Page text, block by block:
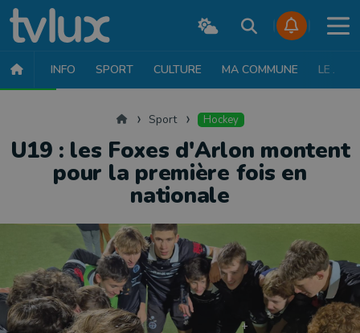
INFO SPORT CULTURE MA COMMUNE LE JT
AccueilSport Hockey
U19 : les Foxes d'Arlon montent
pour la première fois en
nationale